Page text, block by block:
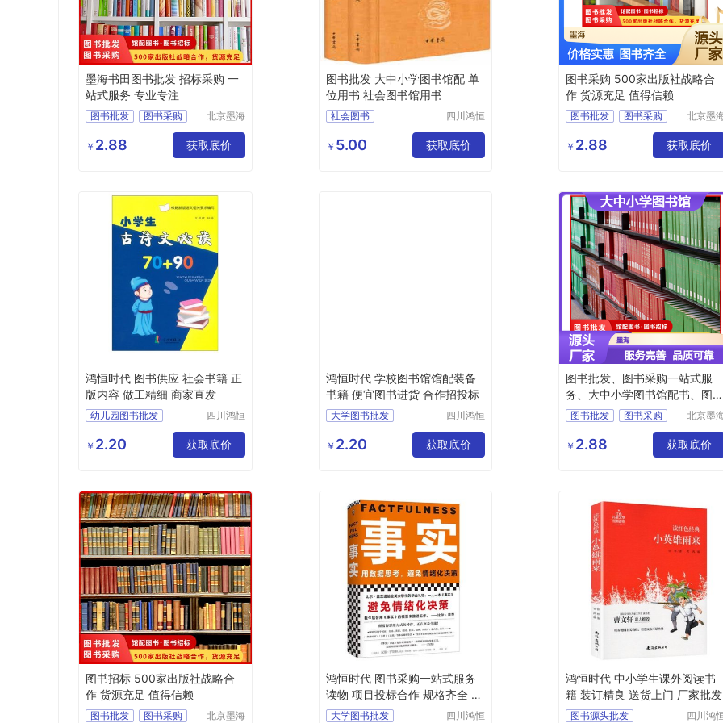
墨海书田图书批发 招标采购 一
站式服务 专业专注
图书批发
图书采购
图书招标
图书
北京墨海
有限公司
￥ 2.88 获取底价
图书批发 大中小学图书馆配 单
位用书 社会图书馆用书
社会图书
四川社会图书
四川鸿恒
传播有限
公司
￥ 5.00 获取底价
图书采购 500家出版社战略合
作 货源充足 值得信赖
图书批发
图书采购
图书招标
图书
北京墨
有限公司
￥ 2.88 获取底价
鸿恒时代 图书供应 社会书籍 正
版内容 做工精细 商家直发
幼儿园图书批发
公司阅览室图书
四川鸿恒
传播有限
公司
￥ 2.20 获取底价
鸿恒时代 学校图书馆馆配装备
书籍 便宜图书进货 合作招投标
大学图书批发
图书批发采购
四川鸿恒
传播有限
公司
￥ 2.20 获取底价
图书批发、图书采购一站式服
务、大中小学图书馆配书、图书
馆投标
图书批发
图书采购
图书招标
图书
北京墨
有限公司
￥ 2.88 获取底价
图书招标 500家出版社战略合
作 货源充足 值得信赖
图书批发 图书采购
北京墨海
鸿恒时代 图书采购一站式服务
读物 项目投标合作 规格齐全 全
国供应
大学图书批发
四川鸿恒
鸿恒时代 中小学生课外阅读书
籍 装订精良 送货上门 厂家批发
图书源头批发
四川鸿